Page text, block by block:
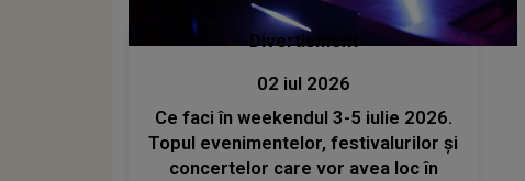
Divertisment
02 iul 2026
Ce faci în weekendul 3-5 iulie 2026.
Topul evenimentelor, festivalurilor și
concertelor care vor avea loc în